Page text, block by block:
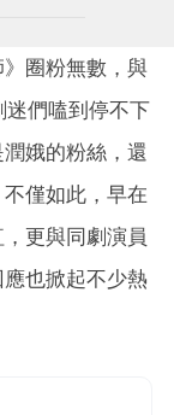
圈粉無數，與
們嗑到停不下
娥的粉絲，還
僅如此，早在
更與同劇演員
也掀起不少熱